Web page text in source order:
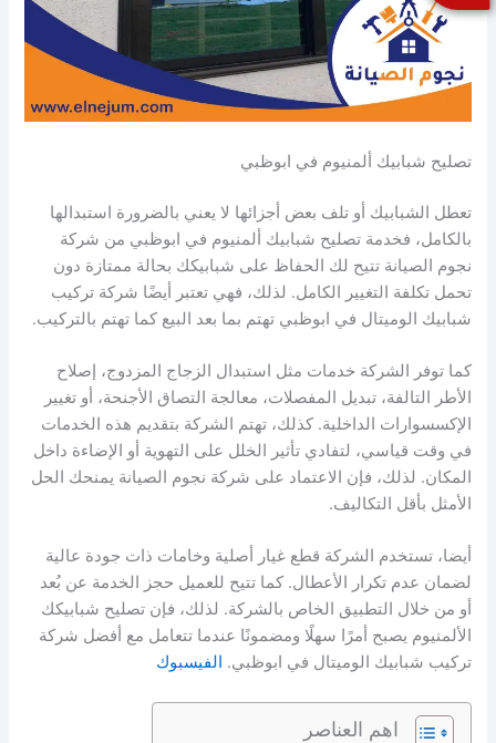
تصليح شبابيك ألمنيوم في ابوظبي
تعطل الشبابيك أو تلف بعض أجزائها لا يعني بالضرورة استبدالها
بالكامل، فخدمة تصليح شبابيك ألمنيوم في ابوظبي من شركة
نجوم الصيانة تتيح لك الحفاظ على شبابيكك بحالة ممتازة دون
تحمل تكلفة التغيير الكامل. لذلك، فهي تعتبر أيضًا شركة تركيب
شبابيك الوميتال في ابوظبي تهتم بما بعد البيع كما تهتم بالتركيب.
كما توفر الشركة خدمات مثل استبدال الزجاج المزدوج، إصلاح
الأطر التالفة، تبديل المفصلات، معالجة التصاق الأجنحة، أو تغيير
الإكسسوارات الداخلية. كذلك، تهتم الشركة بتقديم هذه الخدمات
في وقت قياسي، لتفادي تأثير الخلل على التهوية أو الإضاءة داخل
المكان. لذلك، فإن الاعتماد على شركة نجوم الصيانة يمنحك الحل
الأمثل بأقل التكاليف.
أيضا، تستخدم الشركة قطع غيار أصلية وخامات ذات جودة عالية
لضمان عدم تكرار الأعطال. كما تتيح للعميل حجز الخدمة عن بُعد
أو من خلال التطبيق الخاص بالشركة. لذلك، فإن تصليح شبابيكك
الألمنيوم يصبح أمرًا سهلًا ومضمونًا عندما تتعامل مع أفضل شركة
تركيب شبابيك الوميتال في ابوظبي. الفيسبوك
اهم العناصر